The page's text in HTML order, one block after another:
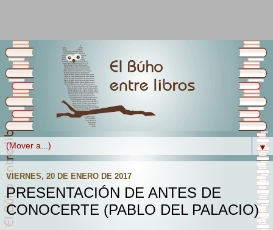
▼
VIERNES, 20 DE ENERO DE 2017
PRESENTACIÓN DE ANTES DE
CONOCERTE (PABLO DEL PALACIO)